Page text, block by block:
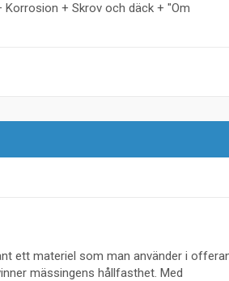
Korrosion + Skrov och däck + "Om
ett materiel som man använder i
mässingens hållfasthet. Med